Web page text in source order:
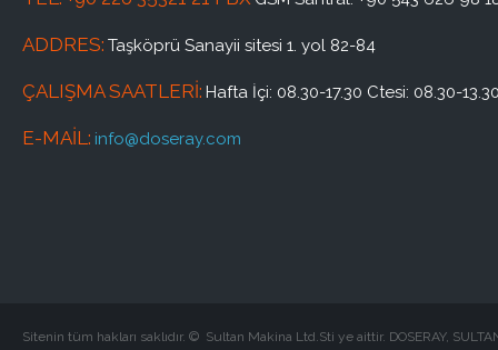
ADDRES: Taşköprü Sanayii sitesi 1. yol 82-84
ÇALIŞMA SAATLERI: Hafta İçi: 08.30-17.30 Ctesi: 08.30-
E-MAIL: info@doseray.com
Sitenin tüm hakları saklıdır. © Sultan Makina Ltd.Sti ye aittir. DOSERAY,